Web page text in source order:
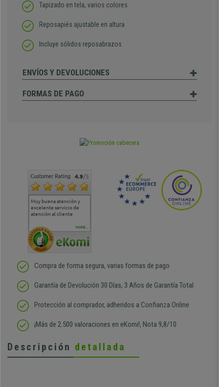
Tapizado en tela, varios colores
Reposapiés ajustable en altura
Incluye sólidos reposabrazos
ENVÍOS Y DEVOLUCIONES
FORMAS DE PAGO
Customer Rating 4.9/5
Muy buena atención y
excelente servicio de
atención al cliente
Muy buena atención de
cara al asesoramiento
Si estoy contento
MORE...
Compra de forma segura, varias formas de pago
Garantía de Devolución 30 Días, 3 Años de Garantía Total
Protección al comprador, adheridos a Confianza Online
¡Más de 2.500 valoraciones en eKomi!, Nota 9,8/10
Descripción detallada